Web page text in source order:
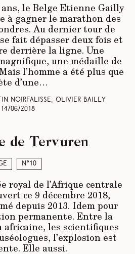
le Belge Etienne Gailly
à gagner le marathon des
Au dernier tour de
fait dépasser deux fois et
derrière la ligne. Une
une médaille de
l’homme a été plus que
d’une…
Noirfalisse, Olivier Bailly
14/06/2018
N°10
de Tervuren
royal de l’Afrique centrale
ce 9 décembre 2018,
depuis 2013. Idem pour
permanente. Entre la
africaine, les scientifiques
l’explosion est
Elle aussi.